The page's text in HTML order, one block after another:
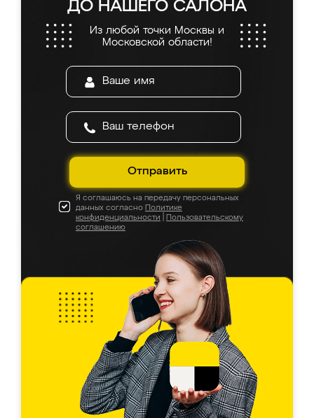
ДО НАШЕГО САЛОНА
Из любой точки Москвы и
Московской области!
Отправить
Я соглашаюсь на передачу персональных
данных согласно Политике
конфиденциальности
Пользовательскому
соглашению